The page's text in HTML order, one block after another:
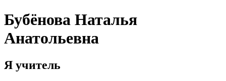
Бубёнова Наталья
Анатольевна
Я учитель